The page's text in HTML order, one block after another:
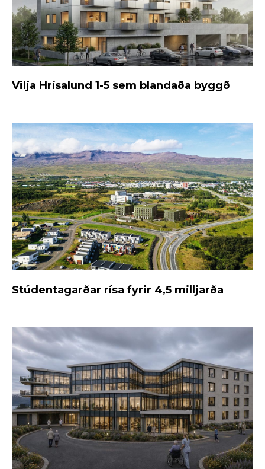
Vilja Hrísalund 1-5 sem blandaða byggð
Stúdentagarðar rísa fyrir 4,5 milljarða